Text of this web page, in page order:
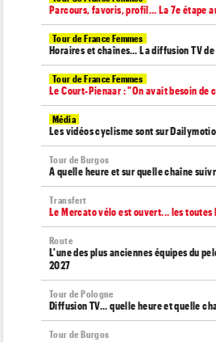
Parcours, favoris, profil… La 7e étape
Tour de France Femmes
Horaires et chaînes… La diffusion TV de
Tour de France Femmes
Le Court-Pienaar : "On avait besoin
Média
Les vidéos cyclisme sont sur
Tour de Burgos
A quelle heure et sur quelle chaîne
Transfert
Le Mercato vélo est ouvert... les toutes
Route
L'une des plus anciennes équipes du
2027
Tour de Pologne
Diffusion TV... quelle heure et quelle
Tour de Burgos